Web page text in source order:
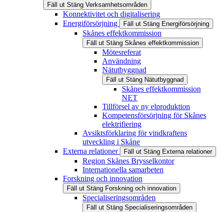
Fäll ut Stäng Verksamhetsområden
Konnektivitet och digitalisering
Energiförsörjning
Fäll ut Stäng Energiförsörjning
Skånes effektkommission
Fäll ut Stäng Skånes effektkommission
Mötesreferat
Användning
Nätutbyggnad
Fäll ut Stäng Nätutbyggnad
Skånes effektkommission
NET
Tillförsel av ny elproduktion
Kompetensförsörjning för Skånes
elektrifiering
Avsiktsförklaring för vindkraftens
utveckling i Skåne
Externa relationer
Fäll ut Stäng Externa relationer
Region Skånes Brysselkontor
Internationella samarbeten
Forskning och innovation
Fäll ut Stäng Forskning och innovation
Specialiseringsområden
Fäll ut Stäng Specialiseringsområden